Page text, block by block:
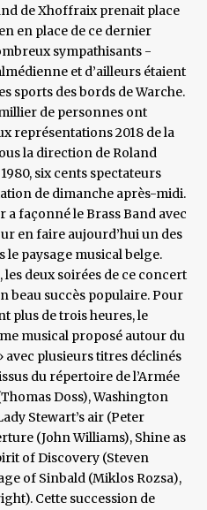
de Xhoffraix prenait place
en place de ce dernier
sympathisants -
et d’ailleurs étaient
sports des bords de Warche.
de personnes ont
représentations 2018 de la
la direction de Roland
six cents spectateurs
de dimanche après-midi.
a façonné le Brass Band avec
en faire aujourd’hui un des
paysage musical belge.
deux soirées de ce concert
beau succès populaire. Pour
plus de trois heures, le
musical proposé autour du
avec plusieurs titres déclinés
du répertoire de l’Armée
Doss), Washington
Stewart’s air (Peter
(John Williams), Shine as
of Discovery (Steven
of Sinbald (Miklos Rozsa),
Cette succession de